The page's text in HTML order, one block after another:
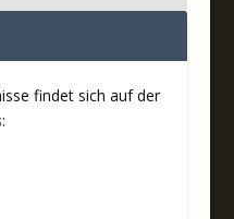
findet sich auf der